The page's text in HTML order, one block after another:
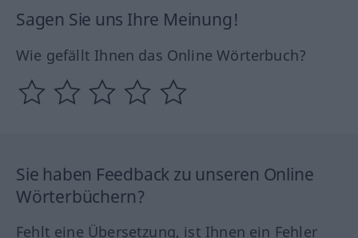
Sagen Sie uns Ihre Meinung!
Wie gefällt Ihnen das Online Wörterbuch?
Sie haben Feedback zu unseren Online
Wörterbüchern?
Fehlt eine Übersetzung, ist Ihnen ein Fehler